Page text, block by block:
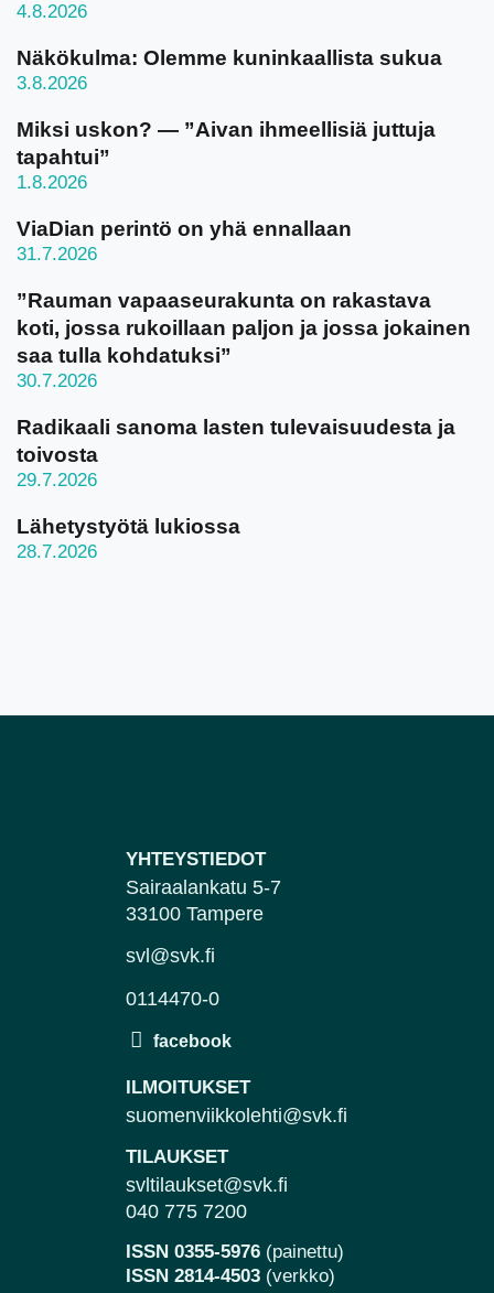
4.8.2026
Näkökulma: Olemme kuninkaallista sukua
3.8.2026
Miksi uskon? — ”Aivan ihmeellisiä juttuja
tapahtui”
1.8.2026
ViaDian perintö on yhä ennallaan
31.7.2026
”Rauman vapaaseurakunta on rakastava
koti, jossa rukoillaan paljon ja jossa jokainen
saa tulla kohdatuksi”
30.7.2026
Radikaali sanoma lasten tulevaisuudesta ja
toivosta
29.7.2026
Lähetystyötä lukiossa
28.7.2026
YHTEYSTIEDOT
Sairaalankatu 5-7
33100 Tampere
svl@svk.fi
0114470-0
ILMOITUKSET
suomenviikkolehti@svk.fi
TILAUKSET
svltilaukset@svk.fi
040 775 7200
ISSN 0355-5976 (painettu)
ISSN 2814-4503 (verkko)